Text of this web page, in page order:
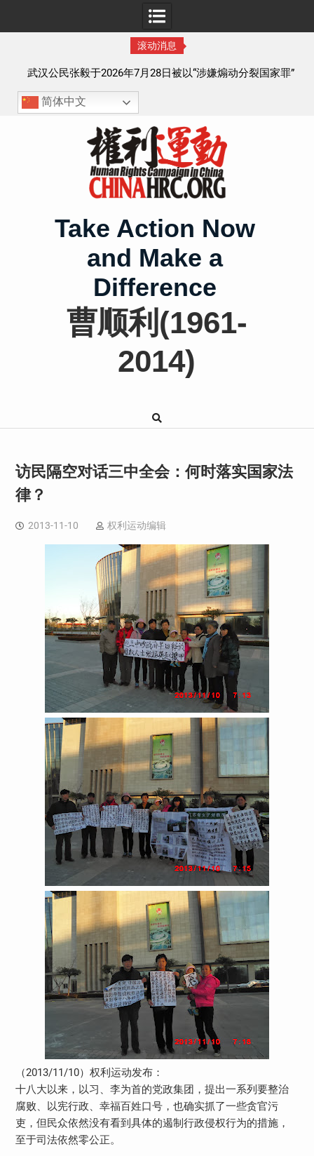
滚动消息
武汉公民张毅于2026年7月28日被以“涉嫌煽动分裂国家罪”
执行逮捕 目前羁押在拉萨市看守所
简体中文
Take Action Now
and Make a
Difference
曹顺利(1961-
2014)
访民隔空对话三中全会：何时落实国家法
律？
2013-11-10 权利运动编辑
（2013/11/10）权利运动发布：
十八大以来，以习、李为首的党政集团，提出一系列要整治
腐败、以宪行政、幸福百姓口号，也确实抓了一些贪官污
吏，但民众依然没有看到具体的遏制行政侵权行为的措施，
至于司法依然零公正。